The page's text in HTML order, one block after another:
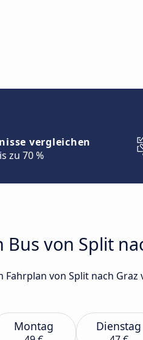
vergleichen
zu 70 %
von Split
von Split nach
Montag Dienstag